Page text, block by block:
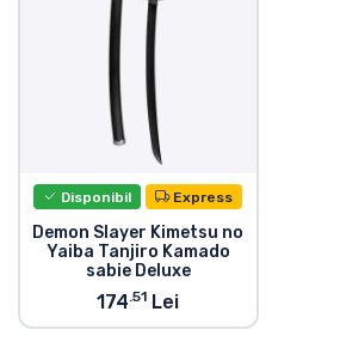
Disponibil Express
Demon Slayer Kimetsu no
Yaiba Tanjiro Kamado
sabie Deluxe
174.51 Lei
Mărci